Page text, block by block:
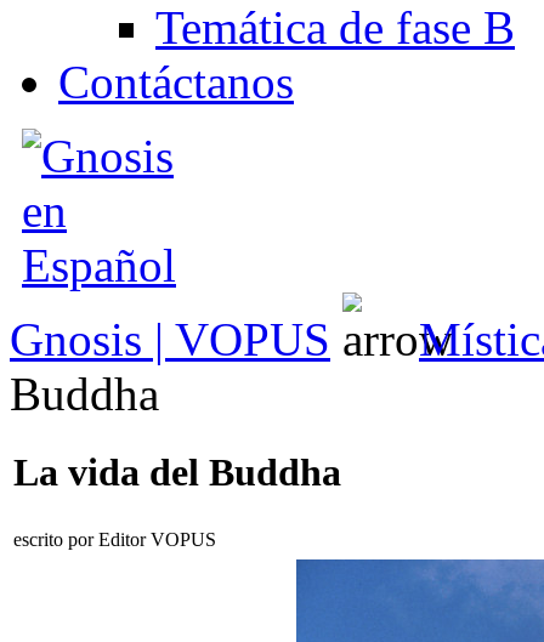
Temática de fase B
Contáctanos
Gnosis | VOPUS
Buddha
La vida del Buddha
escrito por Editor VOPUS